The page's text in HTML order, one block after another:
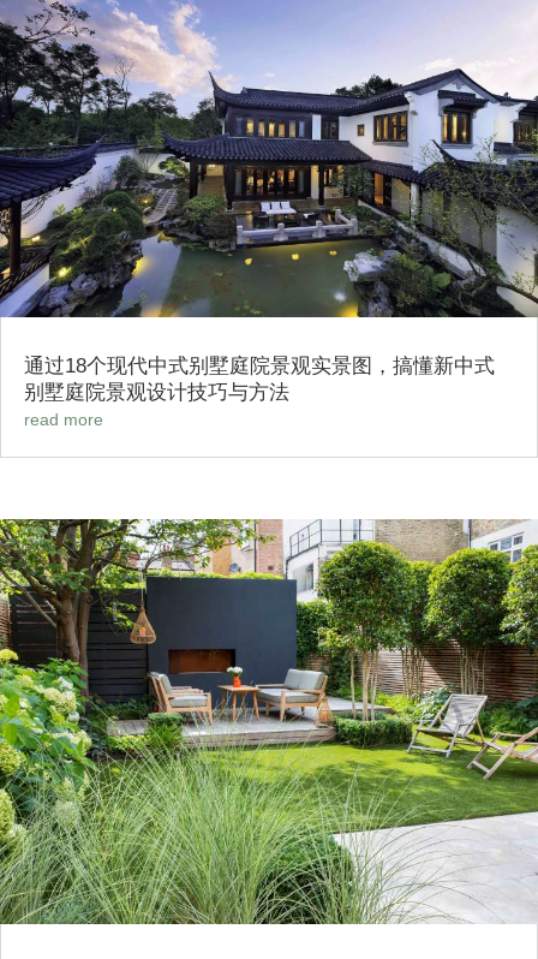
通过18个现代中式别墅庭院景观实景图，搞懂新中式
别墅庭院景观设计技巧与方法
read more